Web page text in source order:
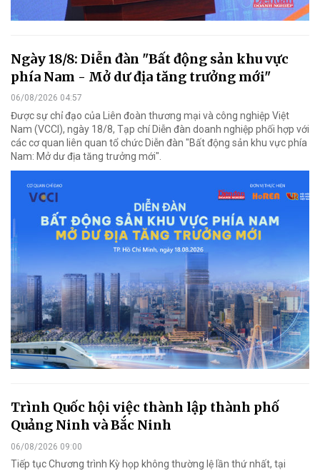
Ngày 18/8: Diễn đàn "Bất động sản khu vực
phía Nam - Mở dư địa tăng trưởng mới"
06/08/2026 04:57
Được sự chỉ đạo của Liên đoàn thương mại và công nghiệp Việt
Nam (VCCI), ngày 18/8, Tạp chí Diễn đàn doanh nghiệp phối hợp với
các cơ quan liên quan tổ chức Diễn đàn "Bất động sản khu vực phía
Nam: Mở dư địa tăng trưởng mới".
Trình Quốc hội việc thành lập thành phố
Quảng Ninh và Bắc Ninh
06/08/2026 09:00
Tiếp tục Chương trình Kỳ họp không thường lệ lần thứ nhất, tại